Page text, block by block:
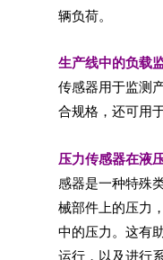
辆负荷。
生产线中的负载
传感器用于监测
合规格，还可用
压力传感器在液
感器是一种特殊
械部件上的压力
中的压力。这有
运行，以及进行